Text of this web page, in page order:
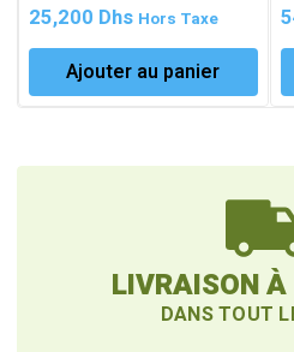
25,200 Dhs Hors Taxe
Ajouter au panier
LIVRAISON
DANS TOUT